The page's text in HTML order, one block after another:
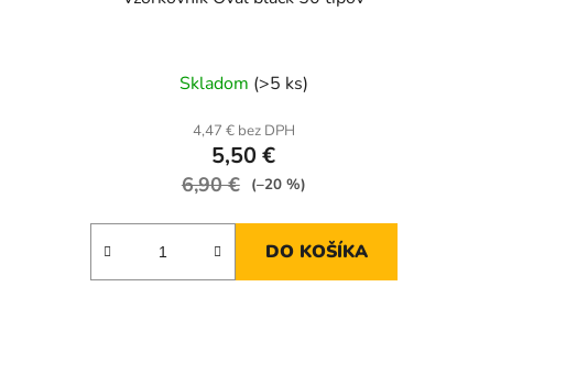
Skladom (>5 ks)
4,47 € bez DPH
5,50 €
6,90 € (–20 %)
DO KOŠÍKA